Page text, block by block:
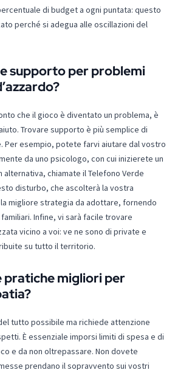
di budget a ogni puntata: questo
perché si adegua alle oscillazioni del
supporto per problemi
che il gioco è diventato un problema, è
Trovare supporto è più semplice di
Per esempio, potete farvi aiutare dal vostro
da uno psicologo, con cui inizierete un
alternativa, chiamate il Telefono Verde
disturbo, che ascolterà la vostra
migliore strategia da adottare, fornendo
Infine, vi sarà facile trovare
vicino a voi: ve ne sono di private e
su tutto il territorio.
pratiche migliori per
tutto possibile ma richiede attenzione
È essenziale imporsi limiti di spesa e di
e da non oltrepassare. Non dovete
prendano il sopravvento sui vostri